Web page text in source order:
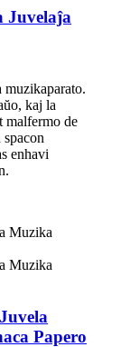
Juvelaĵa
muzikaparato.
kaj la
malfermo de
enhavi
Papero